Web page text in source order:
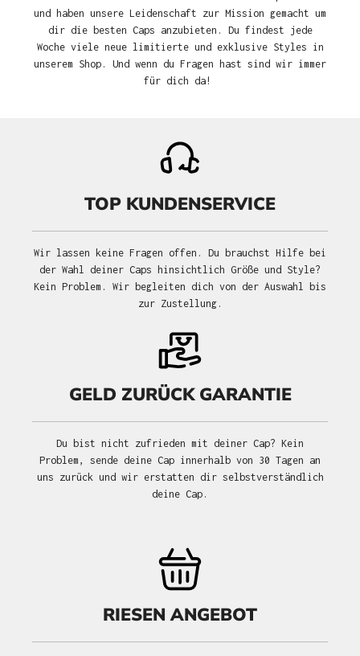
und haben unsere Leidenschaft zur Mission gemacht um
dir die besten Caps anzubieten. Du findest jede
Woche viele neue limitierte und exklusive Styles in
unserem Shop. Und wenn du Fragen hast sind wir immer
für dich da!
TOP KUNDENSERVICE
Wir lassen keine Fragen offen. Du brauchst Hilfe bei
der Wahl deiner Caps hinsichtlich Größe und Style?
Kein Problem. Wir begleiten dich von der Auswahl bis
zur Zustellung.
GELD ZURÜCK GARANTIE
Du bist nicht zufrieden mit deiner Cap? Kein
Problem, sende deine Cap innerhalb von 30 Tagen an
uns zurück und wir erstatten dir selbstverständlich
deine Cap.
RIESEN ANGEBOT